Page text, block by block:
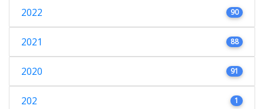
2022 90
2021 88
2020 91
202 1